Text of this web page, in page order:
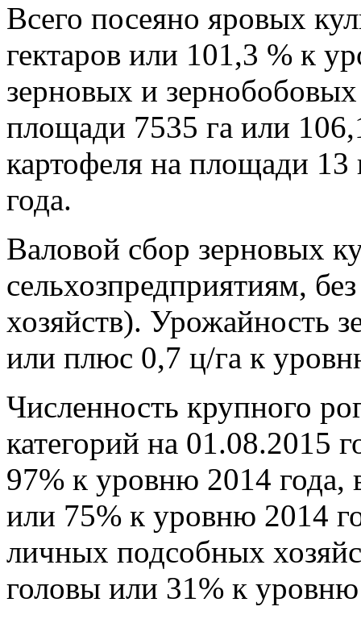
Всего посеяно яровых
гектаров или 101,3 % к
зерновых и
площади 7535 га или
картофеля на площади
года.
Валовой сбор зерновых
сельхозпредприятиям,
хозяйств). Урожайность
или плюс 0,7 ц/га к
Численность крупного
категорий на 01.08.2015
97% к уровню 2014 года,
или 75% к уровню 2014
личных подсобных
головы или 31% к